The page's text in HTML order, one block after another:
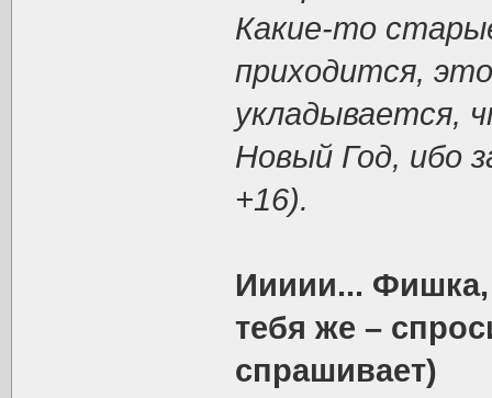
Какие-то
приходится,
укладывается,
Новый Год, ибо
+16).
Иииии... Фишка,
тебя же –
спрашивает)